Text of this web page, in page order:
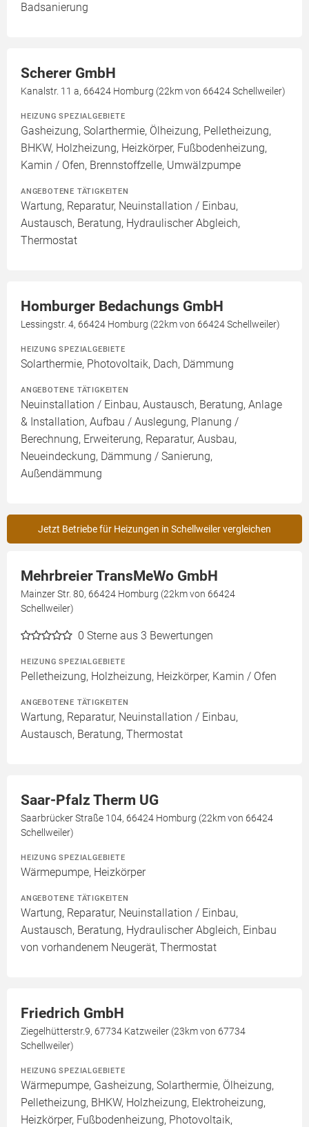
Badsanierung
Scherer GmbH
Kanalstr. 11 a, 66424 Homburg (22km von 66424 Schellweiler)
HEIZUNG SPEZIALGEBIETE
Gasheizung, Solarthermie, Ölheizung, Pelletheizung,
BHKW, Holzheizung, Heizkörper, Fußbodenheizung,
Kamin / Ofen, Brennstoffzelle, Umwälzpumpe
ANGEBOTENE TÄTIGKEITEN
Wartung, Reparatur, Neuinstallation / Einbau,
Austausch, Beratung, Hydraulischer Abgleich,
Thermostat
Homburger Bedachungs GmbH
Lessingstr. 4, 66424 Homburg (22km von 66424 Schellweiler)
HEIZUNG SPEZIALGEBIETE
Solarthermie, Photovoltaik, Dach, Dämmung
ANGEBOTENE TÄTIGKEITEN
Neuinstallation / Einbau, Austausch, Beratung, Anlage
& Installation, Aufbau / Auslegung, Planung /
Berechnung, Erweiterung, Reparatur, Ausbau,
Neueindeckung, Dämmung / Sanierung,
Außendämmung
Jetzt Betriebe für Heizungen in Schellweiler vergleichen
Mehrbreier TransMeWo GmbH
Mainzer Str. 80, 66424 Homburg (22km von 66424
Schellweiler)
0 Sterne aus 3 Bewertungen
HEIZUNG SPEZIALGEBIETE
Pelletheizung, Holzheizung, Heizkörper, Kamin / Ofen
ANGEBOTENE TÄTIGKEITEN
Wartung, Reparatur, Neuinstallation / Einbau,
Austausch, Beratung, Thermostat
Saar-Pfalz Therm UG
Saarbrücker Straße 104, 66424 Homburg (22km von 66424
Schellweiler)
HEIZUNG SPEZIALGEBIETE
Wärmepumpe, Heizkörper
ANGEBOTENE TÄTIGKEITEN
Wartung, Reparatur, Neuinstallation / Einbau,
Austausch, Beratung, Hydraulischer Abgleich, Einbau
von vorhandenem Neugerät, Thermostat
Friedrich GmbH
Ziegelhütterstr.9, 67734 Katzweiler (23km von 67734
Schellweiler)
HEIZUNG SPEZIALGEBIETE
Wärmepumpe, Gasheizung, Solarthermie, Ölheizung,
Pelletheizung, BHKW, Holzheizung, Elektroheizung,
Heizkörper, Fußbodenheizung, Photovoltaik,